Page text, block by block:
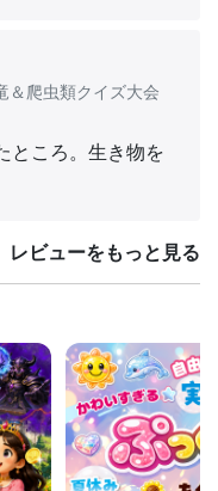
爬虫類クイズ大会
ところ。生き物を
レビューをもっと見る